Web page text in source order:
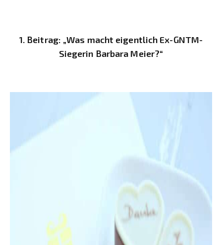
1. Beitrag: „Was macht eigentlich Ex-GNTM-
Siegerin Barbara Meier?“